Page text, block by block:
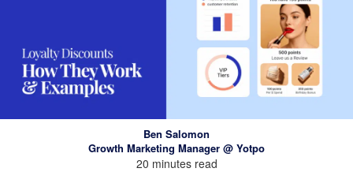
Ben Salomon
Growth Marketing Manager @ Yotpo
20 minutes read